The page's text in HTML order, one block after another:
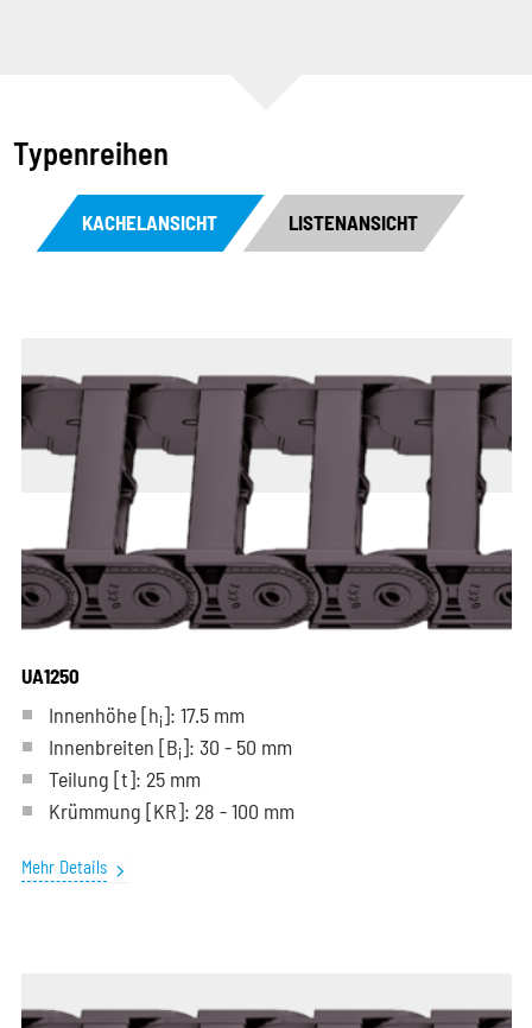
Typenreihen
KACHELANSICHT LISTENANSICHT
UA1250
Innenhöhe [hi]: 17.5 mm
Innenbreiten [Bi]: 30 - 50 mm
Teilung [t]: 25 mm
Krümmung [KR]: 28 - 100 mm
Mehr Details